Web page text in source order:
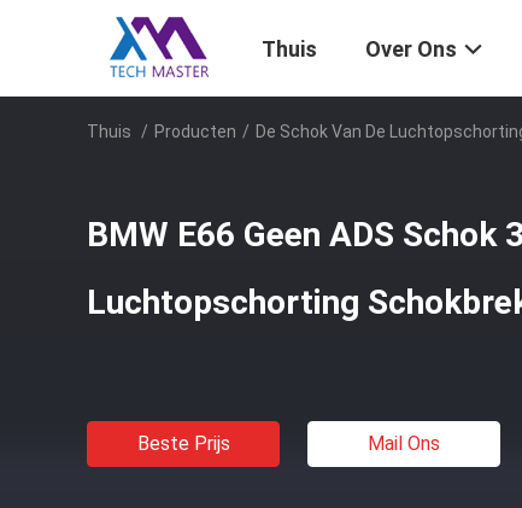
Thuis Over Ons
Thuis / Producten / De Schok Van De
BMW E66 Geen ADS Schok
Luchtopschorting
Beste Prijs Mail Ons